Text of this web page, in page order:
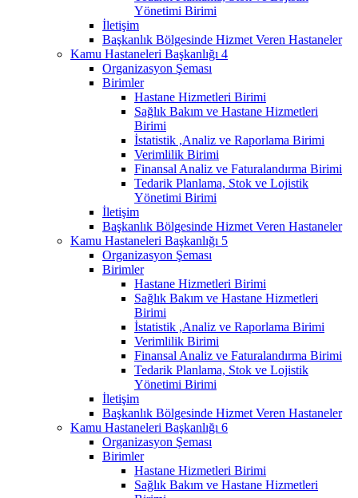
Yönetimi Birimi
İletişim
Başkanlık Bölgesinde Hizmet Veren Hastaneler
Kamu Hastaneleri Başkanlığı 4
Organizasyon Şeması
Birimler
Hastane Hizmetleri Birimi
Sağlık Bakım ve Hastane Hizmetleri
Birimi
İstatistik ,Analiz ve Raporlama Birimi
Verimlilik Birimi
Finansal Analiz ve Faturalandırma Birimi
Tedarik Planlama, Stok ve Lojistik
Yönetimi Birimi
İletişim
Başkanlık Bölgesinde Hizmet Veren Hastaneler
Kamu Hastaneleri Başkanlığı 5
Organizasyon Şeması
Birimler
Hastane Hizmetleri Birimi
Sağlık Bakım ve Hastane Hizmetleri
Birimi
İstatistik ,Analiz ve Raporlama Birimi
Verimlilik Birimi
Finansal Analiz ve Faturalandırma Birimi
Tedarik Planlama, Stok ve Lojistik
Yönetimi Birimi
İletişim
Başkanlık Bölgesinde Hizmet Veren Hastaneler
Kamu Hastaneleri Başkanlığı 6
Organizasyon Şeması
Birimler
Hastane Hizmetleri Birimi
Sağlık Bakım ve Hastane Hizmetleri